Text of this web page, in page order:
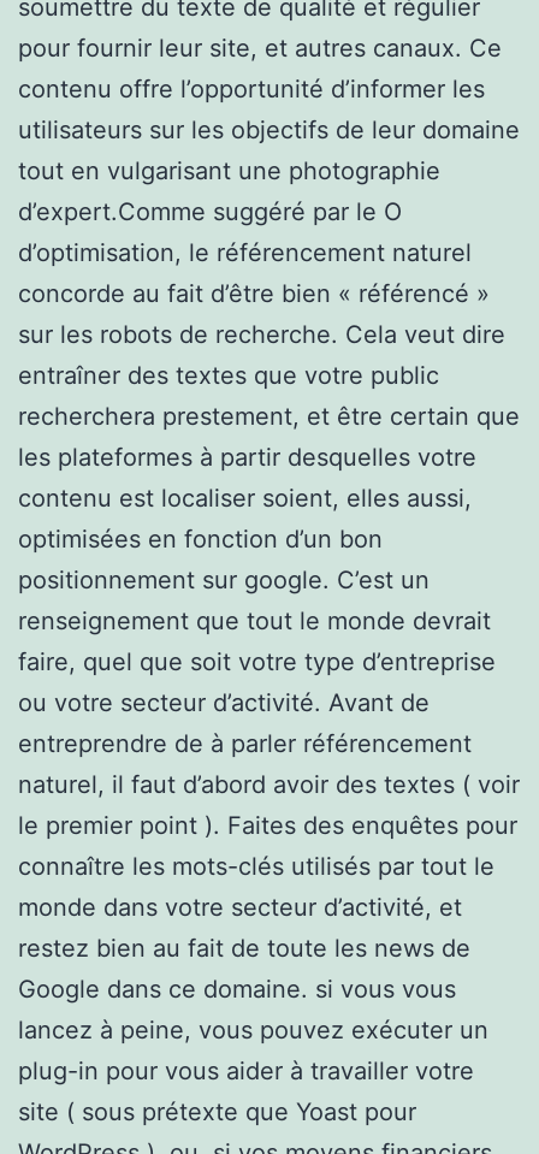
soumettre du texte de qualité et régulier
pour fournir leur site, et autres canaux. Ce
contenu offre l’opportunité d’informer les
utilisateurs sur les objectifs de leur domaine
tout en vulgarisant une photographie
d’expert.Comme suggéré par le O
d’optimisation, le référencement naturel
concorde au fait d’être bien « référencé »
sur les robots de recherche. Cela veut dire
entraîner des textes que votre public
recherchera prestement, et être certain que
les plateformes à partir desquelles votre
contenu est localiser soient, elles aussi,
optimisées en fonction d’un bon
positionnement sur google. C’est un
renseignement que tout le monde devrait
faire, quel que soit votre type d’entreprise
ou votre secteur d’activité. Avant de
entreprendre de à parler référencement
naturel, il faut d’abord avoir des textes ( voir
le premier point ). Faites des enquêtes pour
connaître les mots-clés utilisés par tout le
monde dans votre secteur d’activité, et
restez bien au fait de toute les news de
Google dans ce domaine. si vous vous
lancez à peine, vous pouvez exécuter un
plug-in pour vous aider à travailler votre
site ( sous prétexte que Yoast pour